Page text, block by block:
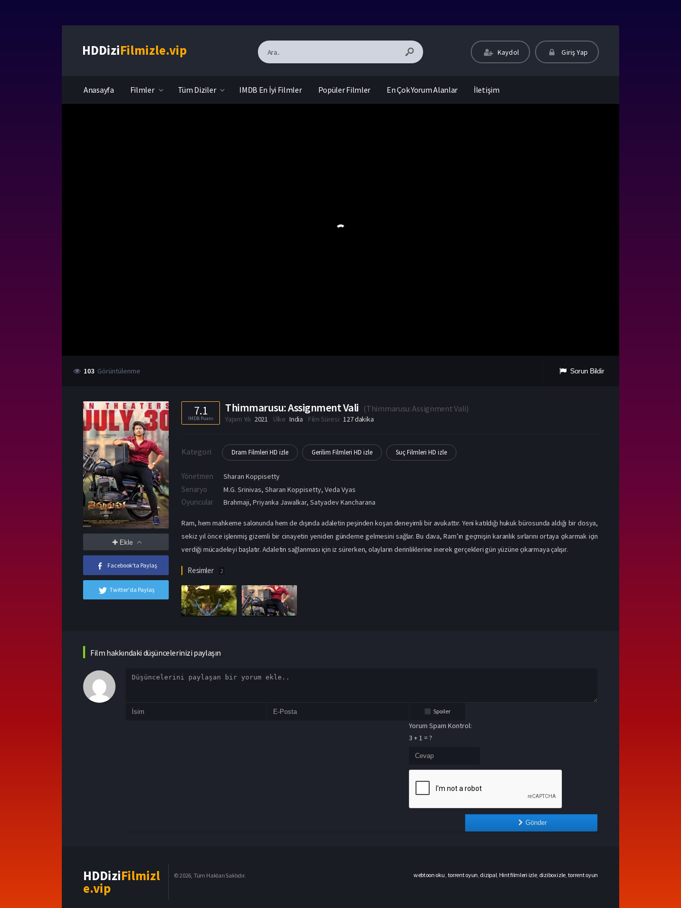
HDDiziFilmizle.vip Kaydol Giriş Yap
Anasayfa Filmler Tüm Diziler IMDB En İyi Filmler Popüler Filmler En Çok Yorum Alanlar İletişim
103 Görüntülenme Sorun Bildir
Ekle
Facebook'ta Paylaş
Twitter'da Paylaş
7.1
IMDB Puanı
Thimmarusu: Assignment Vali (Thimmarusu: Assignment Vali)
Yapım Yılı 2021 Ülke India Film Süresi 127 dakika
Kategori Dram Filmleri HD izle Gerilim Filmleri HD izle Suç Filmleri HD izle
Yönetmen Sharan Koppisetty
Senaryo M.G. Srinivas, Sharan Koppisetty, Veda Vyas
Oyuncular Brahmaji,Priyanka Jawalkar,Satyadev Kancharana
Ram, hem mahkeme salonunda hem de dışında adaletin peşinden koşan deneyimli bir avukattır. Yeni katıldığı hukuk bürosunda aldığı bir dosya,
sekiz yıl önce işlenmiş gizemli bir cinayetin yeniden gündeme gelmesini sağlar. Bu dava, Ram’ın geçmişin karanlık sırlarını ortaya çıkarmak için
verdiği mücadeleyi başlatır. Adaletin sağlanması için iz sürerken, olayların derinliklerine inerek gerçekleri gün yüzüne çıkarmaya çalışır.
Resimler 2
Film hakkındaki düşüncelerinizi paylaşın
Spoiler
Yorum Spam Kontrol:
3 + 1 = ?
Gönder
HDDiziFilmizl
e.vip
© 2026, Tüm Hakları Saklıdır. webtoon oku torrent oyun dizipal Hint filmleri izle, dizibox izle torrent oyun